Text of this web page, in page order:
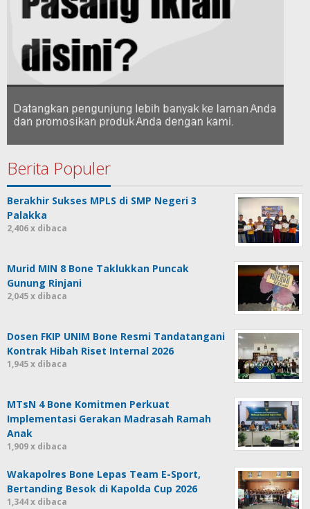
Berita Populer
Berakhir Sukses MPLS di SMP Negeri 3
Palakka
2,406 x dibaca
Murid MIN 8 Bone Taklukkan Puncak
Gunung Rinjani
2,045 x dibaca
Dosen FKIP UNIM Bone Resmi Tandatangani
Kontrak Hibah Riset Internal 2026
1,945 x dibaca
MTsN 4 Bone Komitmen Perkuat
Implementasi Gerakan Madrasah Ramah
Anak
1,909 x dibaca
Wakapolres Bone Lepas Team E-Sport,
Bertanding Besok di Kapolda Cup 2026
1,344 x dibaca